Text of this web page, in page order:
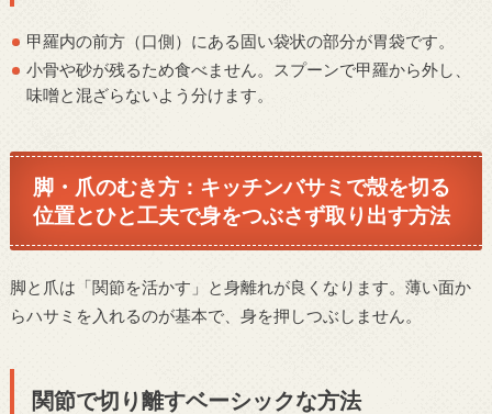
甲羅内の前方（口側）にある固い袋状の部分が胃袋です。
小骨や砂が残るため食べません。スプーンで甲羅から外し、
味噌と混ざらないよう分けます。
脚・爪のむき方：キッチンバサミで殻を切る
位置とひと工夫で身をつぶさず取り出す方法
脚と爪は「関節を活かす」と身離れが良くなります。薄い面か
らハサミを入れるのが基本で、身を押しつぶしません。
関節で切り離すベーシックな方法